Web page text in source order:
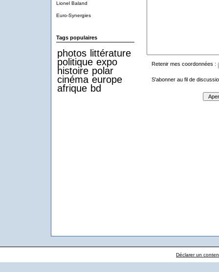
Lionel Baland
Euro-Synergies
Tags populaires
photos littérature
politique expo
histoire polar
cinéma europe
afrique bd
Retenir mes coordonnées :
S'abonner au fil de
Déclarer un